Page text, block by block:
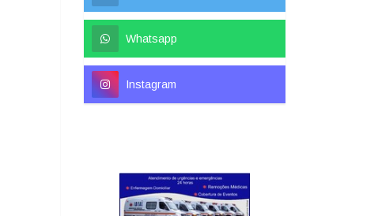
Whatsapp
Instagram